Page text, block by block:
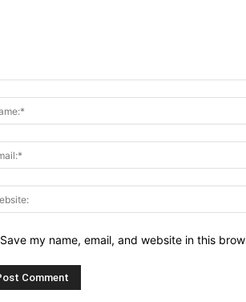
Save my name, email, and website in this